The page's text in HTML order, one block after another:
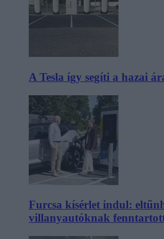
A Tesla így segíti a hazai
Furcsa kísérlet indul:
villanyautóknak